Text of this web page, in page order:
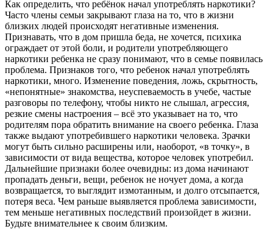
Как определить, что ребёнок начал употреблять наркотики?
Часто члены семьи закрывают глаза на то, что в жизни
близких людей происходят негативные изменения.
Признавать, что в дом пришла беда, не хочется, психика
ограждает от этой боли, и родители употребляющего
наркотики ребенка не сразу понимают, что в семье появилась
проблема. Признаков того, что ребенок начал употреблять
наркотики, много. Изменение поведения, ложь, скрытность,
«непонятные» знакомства, неуспеваемость в учебе, частые
разговоры по телефону, чтобы никто не слышал, агрессия,
резкие смены настроения – всё это указывает на то, что
родителям пора обратить внимание на своего ребенка. Глаза
также выдают употребившего наркотики человека. Зрачки
могут быть сильно расширены или, наоборот, «в точку», в
зависимости от вида вещества, которое человек употребил.
Дальнейшие признаки более очевидны: из дома начинают
пропадать деньги, вещи, ребенок не ночует дома, а когда
возвращается, то выглядит измотанным, и долго отсыпается,
потеря веса. Чем раньше выявляется проблема зависимости,
тем меньше негативных последствий произойдет в жизни.
Будьте внимательнее к своим близким.